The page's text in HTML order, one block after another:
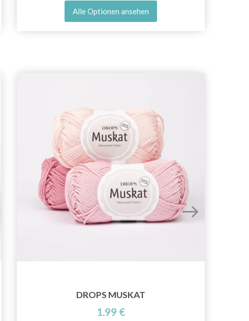
Alle Optionen ansehen
DROPS MUSKAT
1.99 €